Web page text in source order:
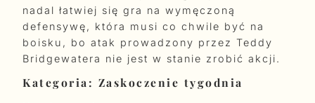
nadal łatwiej się gra na wymęczoną
defensywę, która musi co chwile być na
boisku, bo atak prowadzony przez Teddy
Bridgewatera nie jest w stanie zrobić akcji.
Kategoria: Zaskoczenie tygodnia